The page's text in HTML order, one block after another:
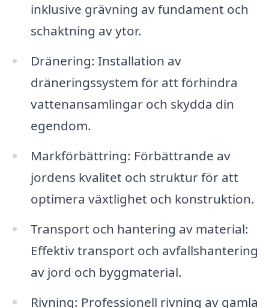
inklusive grävning av fundament och
schaktning av ytor.
Dränering: Installation av
dräneringssystem för att förhindra
vattenansamlingar och skydda din
egendom.
Markförbättring: Förbättrande av
jordens kvalitet och struktur för att
optimera växtlighet och konstruktion.
Transport och hantering av material:
Effektiv transport och avfallshantering
av jord och byggmaterial.
Rivning: Professionell rivning av gamla